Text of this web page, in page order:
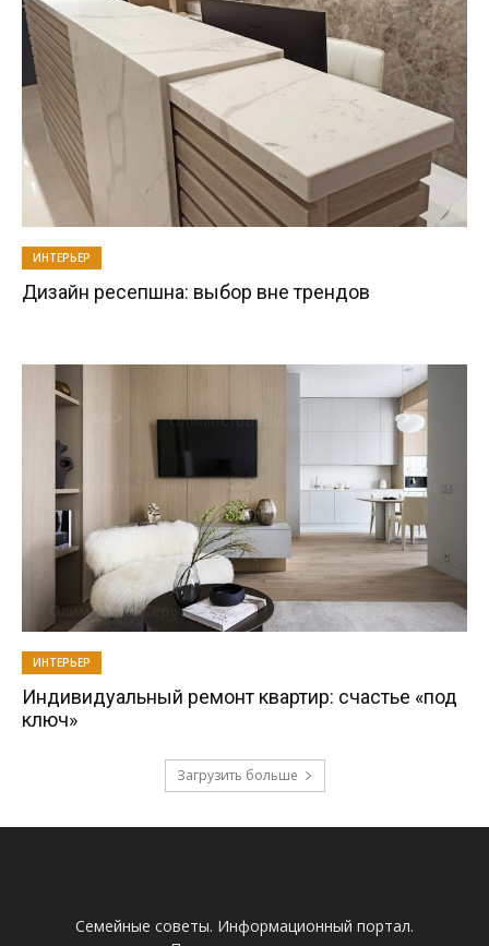
ИНТЕРЬЕР
Дизайн ресепшна: выбор вне трендов
ИНТЕРЬЕР
Индивидуальный ремонт квартир: счастье «под
ключ»
Загрузить больше
Семейные советы. Информационный портал.